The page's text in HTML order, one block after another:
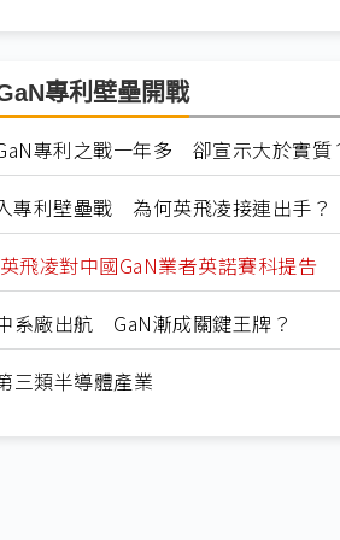
專利壁壘開戰
專利之戰一年多 卻宣示大於實質
專利壁壘戰 為何英飛凌接連出手？
飛凌對中國GaN業者英諾賽科提告
系廠出航 GaN漸成關鍵王牌？
三類半導體產業